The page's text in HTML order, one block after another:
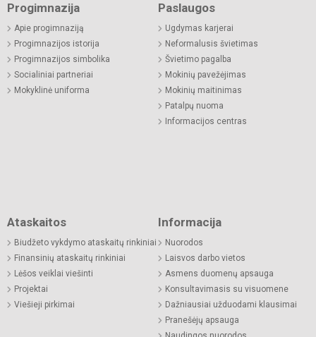
Progimnazija
Apie progimnaziją
Progimnazijos istorija
Progimnazijos simbolika
Socialiniai partneriai
Mokyklinė uniforma
Paslaugos
Ugdymas karjerai
Neformalusis švietimas
Švietimo pagalba
Mokinių pavežėjimas
Mokinių maitinimas
Patalpų nuoma
Informacijos centras
Ataskaitos
Biudžeto vykdymo ataskaitų rinkiniai
Finansinių ataskaitų rinkiniai
Lėšos veiklai viešinti
Projektai
Viešieji pirkimai
Informacija
Nuorodos
Laisvos darbo vietos
Asmens duomenų apsauga
Konsultavimasis su visuomene
Dažniausiai užduodami klausimai
Pranešėjų apsauga